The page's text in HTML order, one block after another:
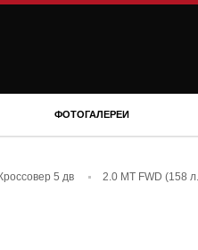
ФОТОГАЛЕРЕИ
5 дв 2.0 MT FWD (158